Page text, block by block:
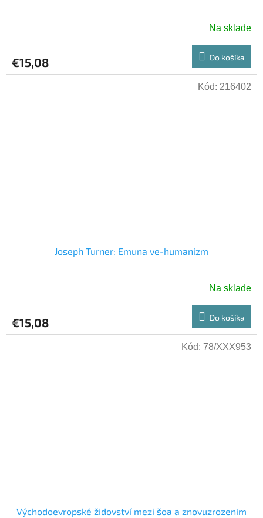
Na sklade
€15,08 Do košíka
Joseph Turner: Emuna ve-humanizm
Na sklade
€15,08 Do košíka
Kód: 216402
Východoevropské židovství mezi šoa a znovuzrozením
Kód: 78/XXX953